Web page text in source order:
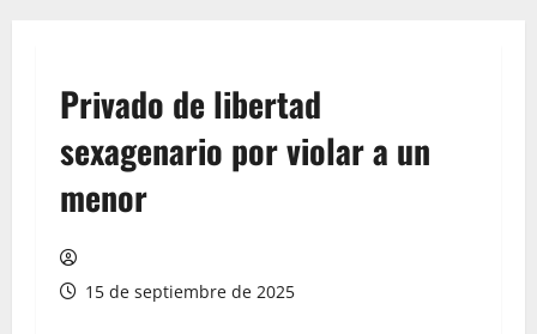
Privado de libertad
sexagenario por violar a un
menor
15 de septiembre de 2025